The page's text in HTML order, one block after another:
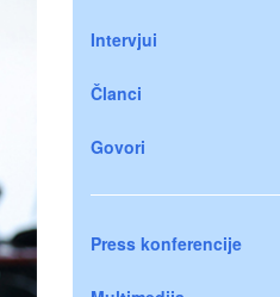
Intervjui
Članci
Govori
Press konferencije